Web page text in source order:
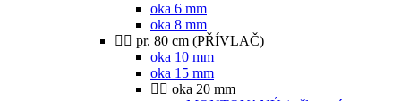
oka 6 mm
oka 8 mm
pr. 80 cm (PŘÍVLAČ)
oka 10 mm
oka 15 mm
oka 20 mm